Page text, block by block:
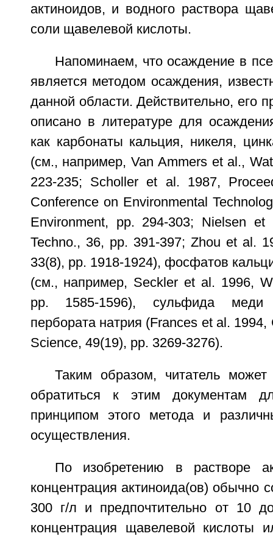
актиноидов, и водного раствора
соли щавелевой кислоты.
Напоминаем, что осаждение в
является методом осаждения,
данной области. Действительно, его
описано в литературе для
как карбонаты кальция, никеля,
(см., например, Van Ammers et al.,
223-235; Scholler et al. 1987,
Conference on Environmental
Environment, pp. 294-303; Nielsen
Techno., 36, pp. 391-397; Zhou et al.
33(8), pp. 1918-1924), фосфатов
(см., например, Seckler et al. 1996,
pp. 1585-1596), сульфида меди
пербората натрия (Frances et al.
Science, 49(19), pp. 3269-3276).
Таким образом, читатель может
обратиться к этим документам
принципом этого метода и
осуществления.
По изобретению в растворе
концентрация актиноида(ов) обычно
300 г/л и предпочтительно от 10
концентрация щавелевой кислоты